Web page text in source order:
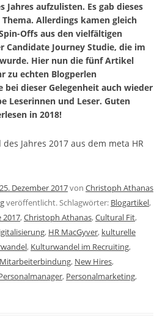
Jahres aufzulisten. Es gab dieses
Allerdings kamen gleich
Offs aus den vielfältigen
Candidate Journey Studie, die im
Hier nun die fünf Artikel
zu echten Blogperlen
bei dieser Gelegenheit auch wieder
Leserinnen und Leser. Guten
in 2018!
Jahres 2017 aus dem meta HR
25. Dezember 2017von Christoph Athanas
veröffentlicht. Schlagwörter: Blogartikel,
2017,Christoph Athanas,Cultural Fit,
, HR MacGyver, kulturelle
, Kulturwandel im Recruiting,
Mitarbeiterbindung, New Hires,
, Personalmarketing,